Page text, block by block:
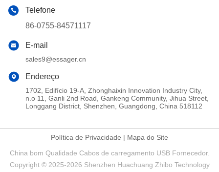
Telefone
86-0755-84571117
E-mail
sales9@essager.cn
Endereço
1702, Edifício 19-A, Zhonghaixin Innovation Industry City,
n.o 11, Ganli 2nd Road, Gankeng Community, Jihua Street,
Longgang District, Shenzhen, Guangdong, China 518112
Política de Privacidade | Mapa do Site
China bom Qualidade Cabos de carregamento USB Fornecedor.
Copyright © 2025-2026 Shenzhen Huachuang Zhibo Technology